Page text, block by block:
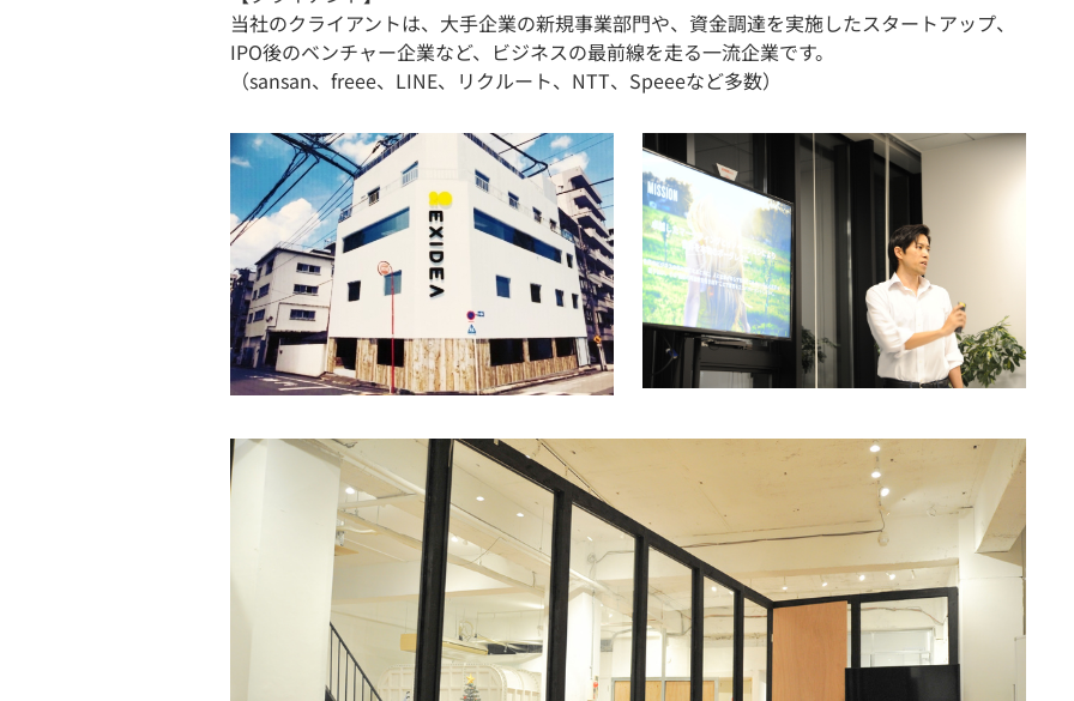
当社のクライアントは、大手企業の新規事業部門や、資金調達を実施したスタートアップ、
IPO後のベンチャー企業など、ビジネスの最前線を走る一流企業です。
（sansan、freee、LINE、リクルート、NTT、Speeeなど多数）